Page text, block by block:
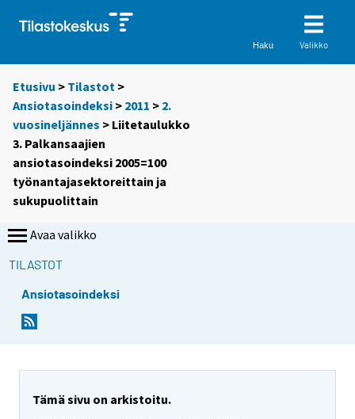
Haku Valikko
Etusivu > Tilastot >
Ansiotasoindeksi > 2011 > 2.
vuosineljännes > Liitetaulukko
3. Palkansaajien
ansiotasoindeksi 2005=100
työnantajasektoreittain ja
sukupuolittain
Avaa valikko
TILASTOT
Ansiotasoindeksi
Tämä sivu on arkistoitu.